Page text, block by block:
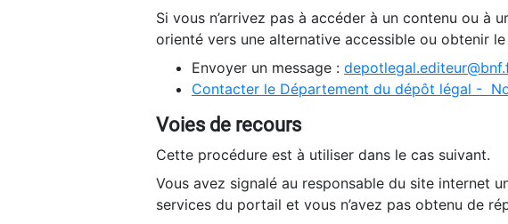
Si vous n’arrivez pas à accéder à un contenu ou
orienté vers une alternative accessible ou obtenir
Envoyer un message :
Contacter le Département du dépôt légal -
Voies de recours
Cette procédure est à utiliser dans le cas suivant.
Vous avez signalé au responsable du site internet
services du portail et vous n’avez pas obtenu de